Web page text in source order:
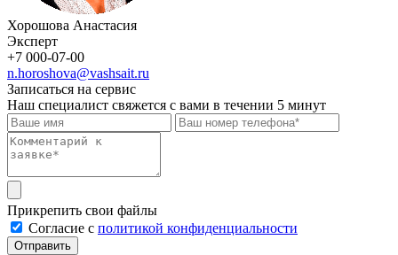
Хорошова Анастасия
Эксперт
+7 000-07-00
n.horoshova@vashsait.ru
Записаться на сервис
Наш специалист свяжется с вами в течении 5 минут
Прикрепить свои файлы
Cогласие с политикой конфиденциальности
Отправить